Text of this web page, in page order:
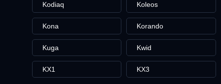
Kodiaq Koleos
Kona Korando
Kuga Kwid
KX1 KX3